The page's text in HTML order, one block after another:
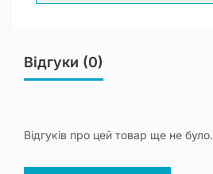
Відгуки (0)
Відгуків про цей товар ще не було.